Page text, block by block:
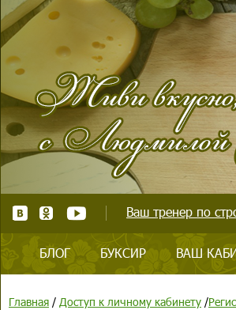
Ваш тренер по
БЛОГ БУКСИР ВАШ
Главная / Доступ к личному кабинету /